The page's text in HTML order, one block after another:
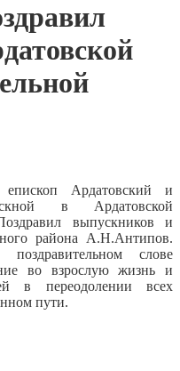
Ардатовский и
в Ардатовской
выпускников и
района А.Н.Антипов.
слове
во взрослую жизнь и
в переодолении всех
пути.